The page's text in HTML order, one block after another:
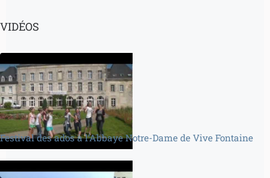
VIDÉOS
Festival des ados à l’Abbaye Notre-Dame de Vive Fontaine